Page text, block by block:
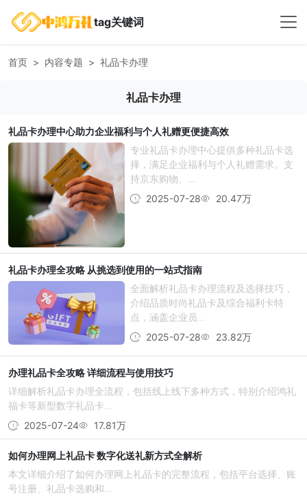
tag关键词
首页 内容专题 礼品卡办理
礼品卡办理
礼品卡办理中心助力企业福利与个人礼赠更便捷高效
专业礼品卡办理中心提供多种礼品卡选
择，满足企业福利与个人礼赠需求。支
持京东购物、...
2025-07-28
20.47万
礼品卡办理全攻略 从挑选到使用的一站式指南
全面解析礼品卡办理流程及选择技巧，
介绍品质时尚礼品卡及综合福利卡特
点，涵盖企业员...
2025-07-28
23.82万
办理礼品卡全攻略 详细流程与使用技巧
详细解析礼品卡办理全流程，包括线上线下多种方式，特别介绍鸿礼
福卡等新型数字礼品卡...
2025-07-24
17.81万
如何办理网上礼品卡 数字化送礼新方式全解析
本文详细介绍了如何办理网上礼品卡的完整流程，包括平台选择、账
号注册、礼品卡选购和...